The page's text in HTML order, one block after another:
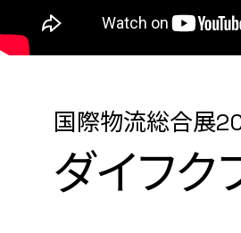
国際物流総合展
ダイフ